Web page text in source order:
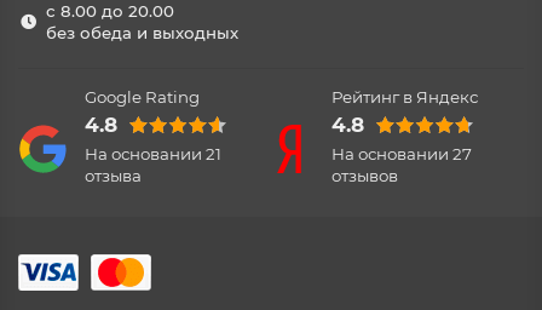
с 8.00 до 20.00
без обеда и выходных
Google Rating
4.8
На основании 21
отзыва
Рейтинг в Яндекс
4.8
На основании 27
отзывов